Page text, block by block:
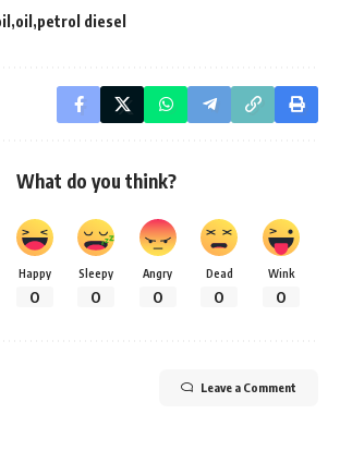
oil petrol diesel
What do you think?
Happy
0
Sleepy
0
Angry
0
Dead
0
Wink
0
Leave a Comment